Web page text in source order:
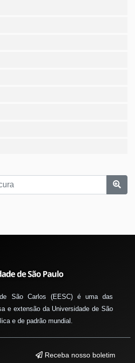
São Carlos (EESC) é uma das
e extensão da Universidade de São
e de padrão mundial.
Receba nosso boletim